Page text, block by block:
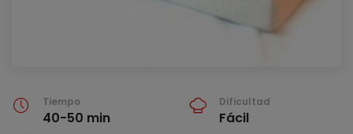
Tiempo
40-50 min
Dificultad
Fácil